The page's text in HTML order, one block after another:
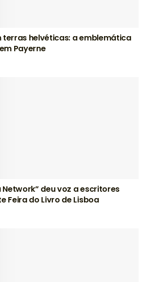
terras helvéticas: a emblemática
Payerne
deu voz a escritores
Feira do Livro de Lisboa